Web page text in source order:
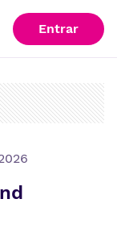
Entrar